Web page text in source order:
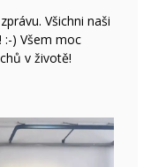
Všichni naši
:-) Všem moc
v životě!